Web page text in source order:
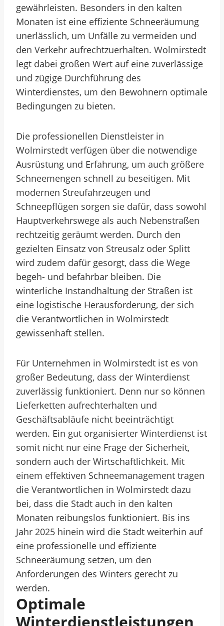
gewährleisten. Besonders in den kalten
Monaten ist eine effiziente Schneeräumung
unerlässlich, um Unfälle zu vermeiden und
den Verkehr aufrechtzuerhalten. Wolmirstedt
legt dabei großen Wert auf eine zuverlässige
und zügige Durchführung des
Winterdienstes, um den Bewohnern optimale
Bedingungen zu bieten.
Die professionellen Dienstleister in
Wolmirstedt verfügen über die notwendige
Ausrüstung und Erfahrung, um auch größere
Schneemengen schnell zu beseitigen. Mit
modernen Streufahrzeugen und
Schneepflügen sorgen sie dafür, dass sowohl
Hauptverkehrswege als auch Nebenstraßen
rechtzeitig geräumt werden. Durch den
gezielten Einsatz von Streusalz oder Splitt
wird zudem dafür gesorgt, dass die Wege
begeh- und befahrbar bleiben. Die
winterliche Instandhaltung der Straßen ist
eine logistische Herausforderung, der sich
die Verantwortlichen in Wolmirstedt
gewissenhaft stellen.
Für Unternehmen in Wolmirstedt ist es von
großer Bedeutung, dass der Winterdienst
zuverlässig funktioniert. Denn nur so können
Lieferketten aufrechterhalten und
Geschäftsabläufe nicht beeinträchtigt
werden. Ein gut organisierter Winterdienst ist
somit nicht nur eine Frage der Sicherheit,
sondern auch der Wirtschaftlichkeit. Mit
einem effektiven Schneemanagement tragen
die Verantwortlichen in Wolmirstedt dazu
bei, dass die Stadt auch in den kalten
Monaten reibungslos funktioniert. Bis ins
Jahr 2025 hinein wird die Stadt weiterhin auf
eine professionelle und effiziente
Schneeräumung setzen, um den
Anforderungen des Winters gerecht zu
werden.
Optimale
Winterdienstleistungen